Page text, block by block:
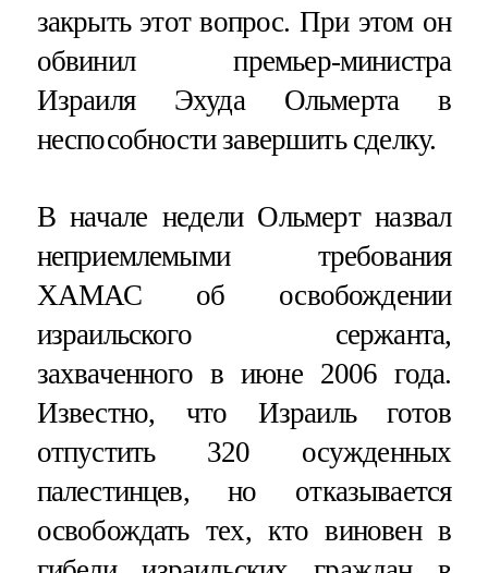
закрыть этот вопрос. При этом он
обвинил премьер-министра
Израиля Эхуда Ольмерта в
неспособности завершить сделку.
В начале недели Ольмерт назвал
неприемлемыми требования
ХАМАС об освобождении
израильского сержанта,
захваченного в июне 2006 года.
Известно, что Израиль готов
отпустить 320 осужденных
палестинцев, но отказывается
освобождать тех, кто виновен в